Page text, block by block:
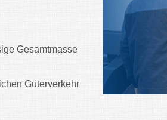
Gesamtmasse
Güterverkehr